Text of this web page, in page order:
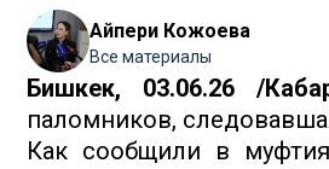
Айпери Кожоева
Все материалы
Бишкек, 03.06.26 /
паломников,
Как сообщили в